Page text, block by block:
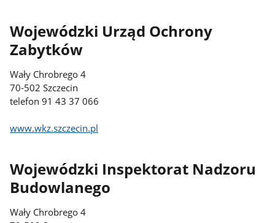
Wojewódzki Urząd Ochrony
Zabytków
Wały Chrobrego 4
70-502 Szczecin
telefon 91 43 37 066
www.wkz.szczecin.pl
Wojewódzki Inspektorat Nadzoru
Budowlanego
Wały Chrobrego 4